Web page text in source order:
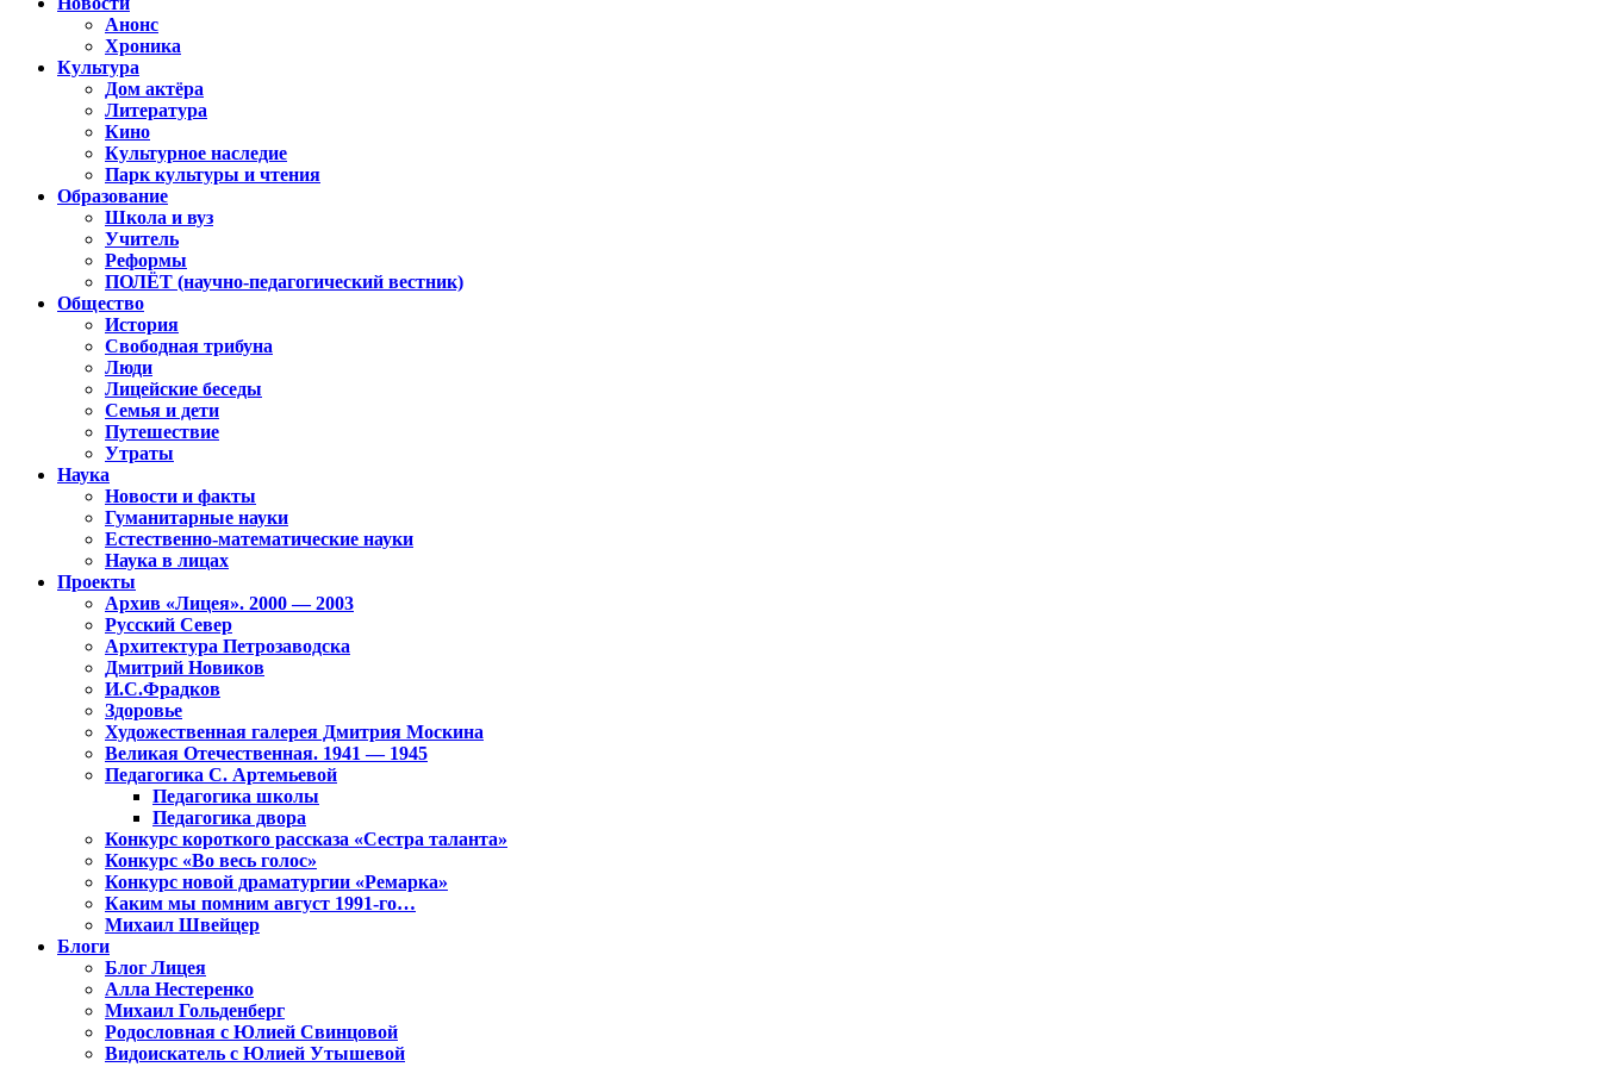
Анонс
Хроника
Культура
Дом актёра
Литература
Кино
Культурное наследие
Парк культуры и чтения
Образование
Школа и вуз
Учитель
Реформы
ПОЛЁТ (научно-педагогический вестник)
Общество
История
Свободная трибуна
Люди
Лицейские беседы
Семья и дети
Путешествие
Утраты
Наука
Новости и факты
Гуманитарные науки
Естественно-математические науки
Наука в лицах
Проекты
Архив «Лицея». 2000 — 2003
Русский Север
Архитектура Петрозаводска
Дмитрий Новиков
И.С.Фрадков
Здоровье
Художественная галерея Дмитрия Москина
Великая Отечественная. 1941 — 1945
Педагогика С. Артемьевой
Педагогика школы
Педагогика двора
Конкурс короткого рассказа «Сестра таланта»
Конкурс «Во весь голос»
Конкурс новой драматургии «Ремарка»
Каким мы помним август 1991-го…
Михаил Швейцер
Блоги
Блог Лицея
Алла Нестеренко
Михаил Гольденберг
Родословная с Юлией Свинцовой
Видоискатель с Юлией Утышевой